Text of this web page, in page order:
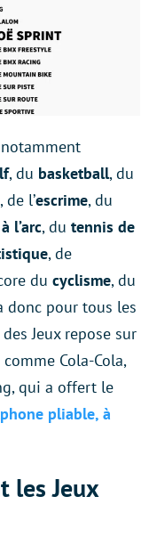
, du basketball, du
, de l’escrime, du
l’arc, du tennis de
, de
du cyclisme, du
donc pour tous les
Jeux repose sur
Cola-Cola,
qui a offert le
pliable, à
les Jeux